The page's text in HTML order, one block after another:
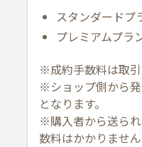
スタンダードプ
プレミアムプラ
※成約手数料は取引
※ショップ側から
となります。
※購入者から送ら
数料はかかりません